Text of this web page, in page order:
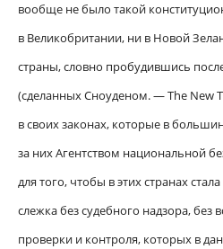
вообще не было такой
в Великобритании, ни в Новой
страны, словно пробудившись
(сделанных Сноуденом. — The New
в своих законах, которые в
за них Агентством национальной
для того, чтобы в этих странах
слежка без судебного надзора, без
проверки и контроля, которых в